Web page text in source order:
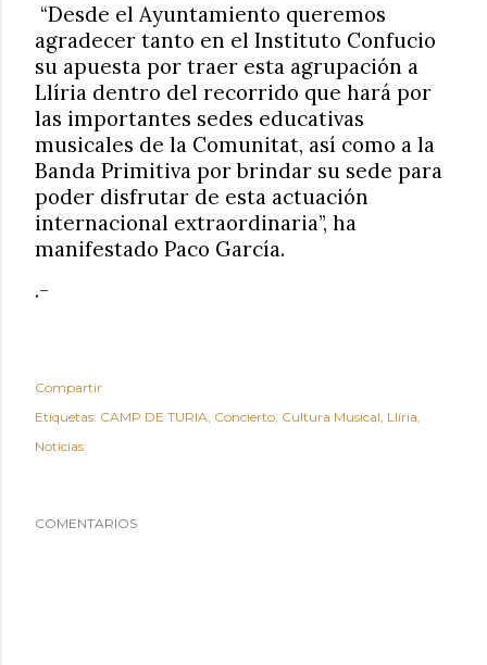
“Desde el Ayuntamiento queremos
agradecer tanto en el Instituto Confucio
su apuesta por traer esta agrupación a
Llíria dentro del recorrido que hará por
las importantes sedes educativas
musicales de la Comunitat, así como a la
Banda Primitiva por brindar su sede para
poder disfrutar de esta actuación
internacional extraordinaria”, ha
manifestado Paco García.
.-
Compartir
Etiquetas: CAMP DE TURIA Concierto Cultura Musical Llíria
Noticias
COMENTARIOS